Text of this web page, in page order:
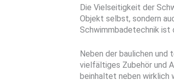
Die Vielseitigkeit der
Objekt selbst, sondern
Schwimmbadetechnik ist
Neben der baulichen
vielfältiges Zubehör und
beinhaltet neben wirklich